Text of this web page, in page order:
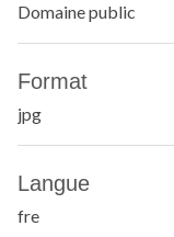
Domaine public
Format
jpg
Langue
fre